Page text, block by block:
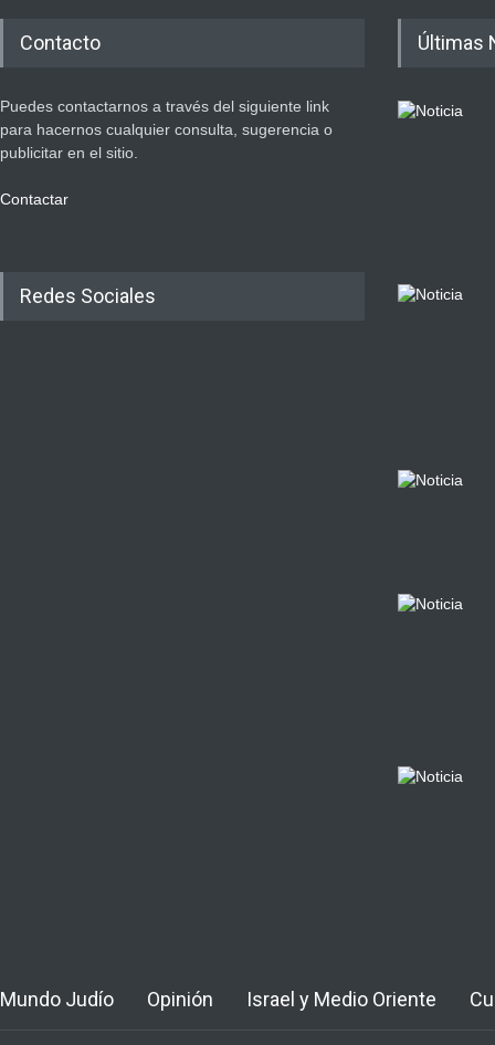
Contacto
Puedes contactarnos a través del siguiente link
para hacernos cualquier consulta, sugerencia o
publicitar en el sitio.
Contactar
Redes Sociales
Últimas
Mundo Judío Opinión Israel y Medio Oriente